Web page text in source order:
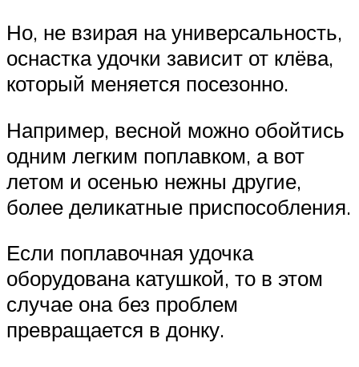
Но, не взирая на универсальность,
оснастка удочки зависит от клёва,
который меняется посезонно.
Например, весной можно обойтись
одним легким поплавком, а вот
летом и осенью нежны другие,
более деликатные приспособления.
Если поплавочная удочка
оборудована катушкой, то в этом
случае она без проблем
превращается в донку.